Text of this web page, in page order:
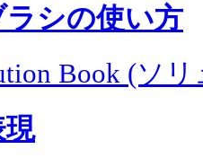
ラシの使い方
Book (ソ